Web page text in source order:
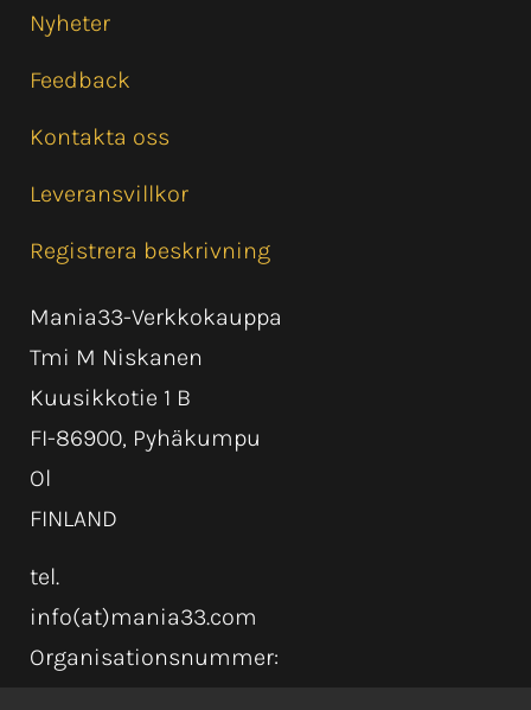
Nyheter
Feedback
Kontakta oss
Leveransvillkor
Registrera beskrivning
Mania33-Verkkokauppa
Tmi M Niskanen
Kuusikkotie 1 B
FI-86900, Pyhäkumpu
Ol
FINLAND
tel.
info(at)mania33.com
Organisationsnummer: